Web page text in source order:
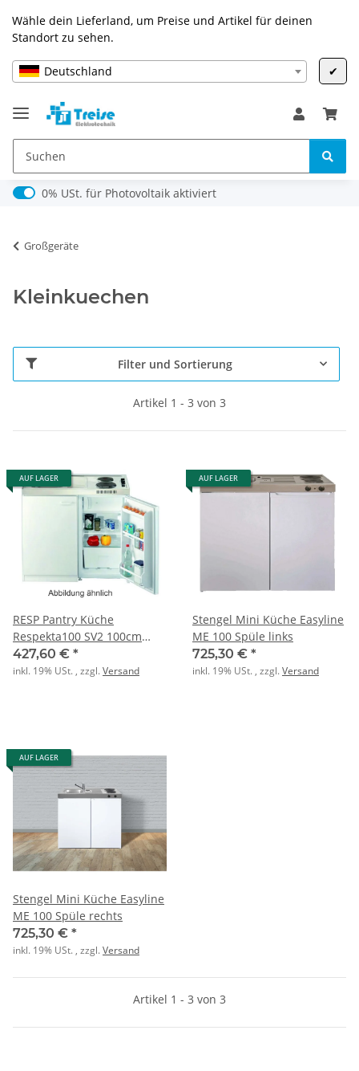
Wähle dein Lieferland, um Preise und Artikel für deinen
Standort zu sehen.
Deutschland ✔
0% USt. für Photovoltaik (§ 12 Abs. 3 UStG)
0% USt. für Photovoltaik aktiviert
Großgeräte
Kleinkuechen
Filter und Sortierung
Artikel 1 - 3 von 3
AUF LAGER
RESP Pantry Küche
Respekta100 SV2 100cm
Spüle links/rechts
427,60 € *
inkl. 19% USt. , zzgl.Versand
AUF LAGER
Stengel Mini Küche Easyline
ME 100 Spüle links
725,30 € *
inkl. 19% USt. , zzgl.Versand
AUF LAGER
Stengel Mini Küche Easyline
ME 100 Spüle rechts
725,30 € *
inkl. 19% USt. , zzgl.Versand
Artikel 1 - 3 von 3